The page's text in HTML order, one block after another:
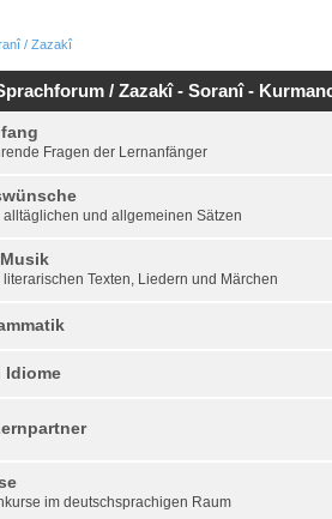
/ Zazakî
/ Zazakî - Soranî -
Fragen der Lernanfänger
alltäglichen und allgemeinen Sätzen
Texten, Liedern und Märchen
Idiome
im deutschsprachigen Raum